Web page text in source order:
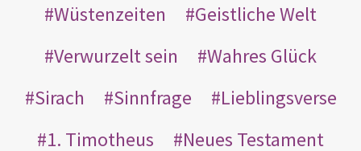
Wüstenzeiten
Geistliche Welt
Verwurzelt sein
Wahres Glück
Sirach
Sinnfrage
Lieblingsverse
1. Timotheus
Neues Testament